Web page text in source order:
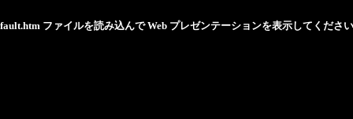
ファイルを読み込んで Web プレゼンテーションを表示してくださ